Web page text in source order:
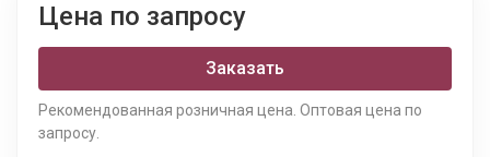
Цена по запросу
Заказать
Рекомендованная розничная цена. Оптовая цена по
запросу.